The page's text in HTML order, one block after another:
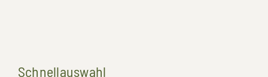
Schnellauswahl